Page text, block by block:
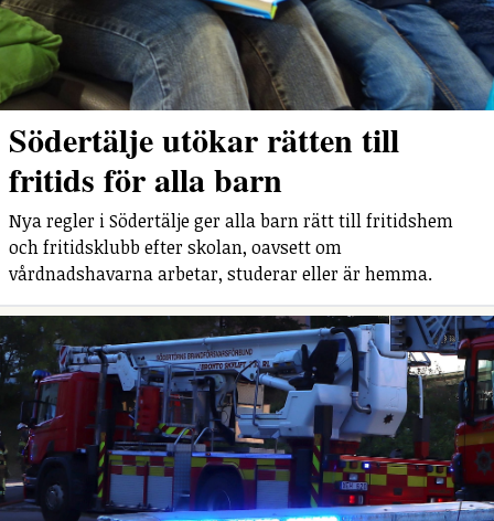
Södertälje utökar rätten till
fritids för alla barn
Nya regler i Södertälje ger alla barn rätt till fritidshem
och fritidsklubb efter skolan, oavsett om
vårdnadshavarna arbetar, studerar eller är hemma.